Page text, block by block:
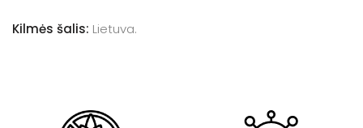
Kilmės šalis: Lietuva.